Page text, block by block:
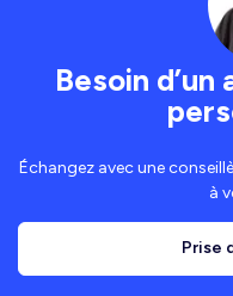
Besoin
Échangez avec une
à
Prise